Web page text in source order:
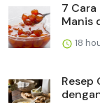
7
Manis
18
Resep